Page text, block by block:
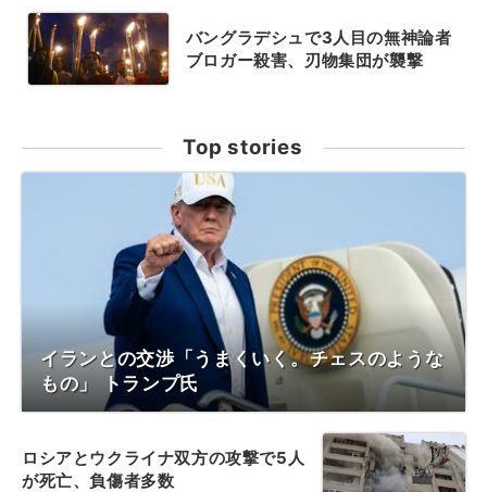
バングラデシュで3人目の無神論者
ブロガー殺害、刃物集団が襲撃
Top stories
イランとの交渉「うまくいく。チェスのような
もの」 トランプ氏
ロシアとウクライナ双方の攻撃で5人
が死亡、負傷者多数